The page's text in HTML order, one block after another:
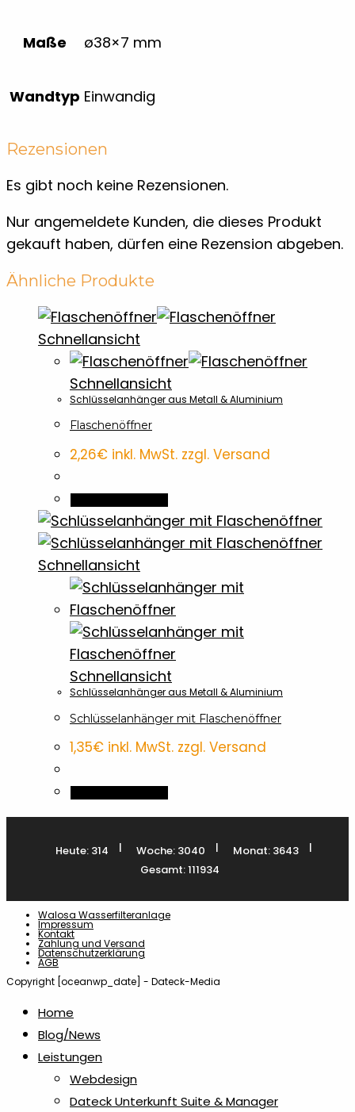
Maße ø38×7 mm
Wandtyp Einwandig
Rezensionen
Es gibt noch keine Rezensionen.
Nur angemeldete Kunden, die dieses Produkt
gekauft haben, dürfen eine Rezension abgeben.
Ähnliche Produkte
Schnellansicht
Schnellansicht
Schlüsselanhänger aus Metall & Aluminium
Flaschenöffner
2,26€ inkl. MwSt. zzgl. Versand
Schnellansicht
Schnellansicht
Schlüsselanhänger aus Metall & Aluminium
Schlüsselanhänger mit Flaschenöffner
1,35€ inkl. MwSt. zzgl. Versand
Heute: 314 | Woche: 3040 | Monat: 3643
|
Gesamt: 111934
Walosa Wasserfilteranlage
Impressum
Kontakt
Zahlung und Versand
Datenschutzerklärung
AGB
Copyright [oceanwp_date] - Dateck-Media
Home
Blog/News
Leistungen
Webdesign
Dateck Unterkunft Suite & Manager